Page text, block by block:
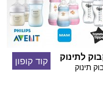
לתינוק
תינוק
קוד קופון